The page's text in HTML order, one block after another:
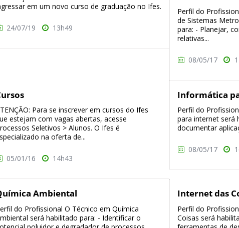
em um novo curso de graduação no Ifes.
24/07/19 13h49
Perfil do
de Sistemas
para: - Planejar,
relativas...
08/05/17
Para se inscrever em cursos do Ifes
estejam com vagas abertas, acesse
Seletivos > Alunos. O Ifes é
na oferta de...
05/01/16 14h43
Informática
Perfil do
para internet será
documentar
08/05/17
Ambiental
do Profissional O Técnico em Química
será habilitado para: - Identificar o
Internet das
Perfil do
Coisas será